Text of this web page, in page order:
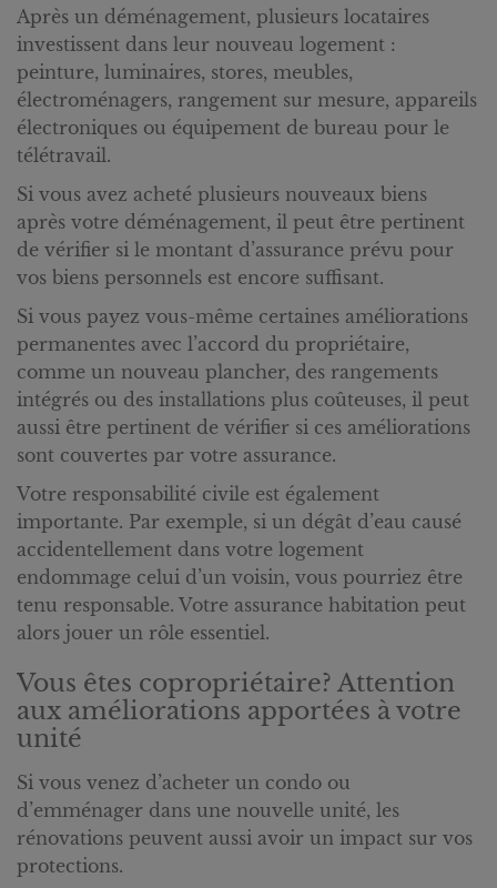
Après un déménagement, plusieurs locataires
investissent dans leur nouveau logement :
peinture, luminaires, stores, meubles,
électroménagers, rangement sur mesure, appareils
électroniques ou équipement de bureau pour le
télétravail.
Si vous avez acheté plusieurs nouveaux biens
après votre déménagement, il peut être pertinent
de vérifier si le montant d’assurance prévu pour
vos biens personnels est encore suffisant.
Si vous payez vous-même certaines améliorations
permanentes avec l’accord du propriétaire,
comme un nouveau plancher, des rangements
intégrés ou des installations plus coûteuses, il peut
aussi être pertinent de vérifier si ces améliorations
sont couvertes par votre assurance.
Votre responsabilité civile est également
importante. Par exemple, si un dégât d’eau causé
accidentellement dans votre logement
endommage celui d’un voisin, vous pourriez être
tenu responsable. Votre assurance habitation peut
alors jouer un rôle essentiel.
Vous êtes copropriétaire? Attention
aux améliorations apportées à votre
unité
Si vous venez d’acheter un condo ou
d’emménager dans une nouvelle unité, les
rénovations peuvent aussi avoir un impact sur vos
protections.